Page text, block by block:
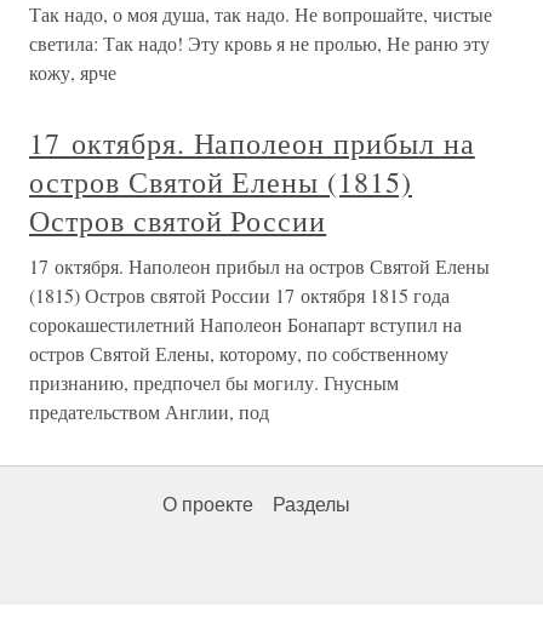
Так надо, о моя душа, так надо. Не вопрошайте, чистые
светила: Так надо! Эту кровь я не пролью, Не раню эту
кожу, ярче
17 октября. Наполеон прибыл на
остров Святой Елены (1815)
Остров святой России
17 октября. Наполеон прибыл на остров Святой Елены
(1815) Остров святой России 17 октября 1815 года
сорокашестилетний Наполеон Бонапарт вступил на
остров Святой Елены, которому, по собственному
признанию, предпочел бы могилу. Гнусным
предательством Англии, под
О проекте Разделы